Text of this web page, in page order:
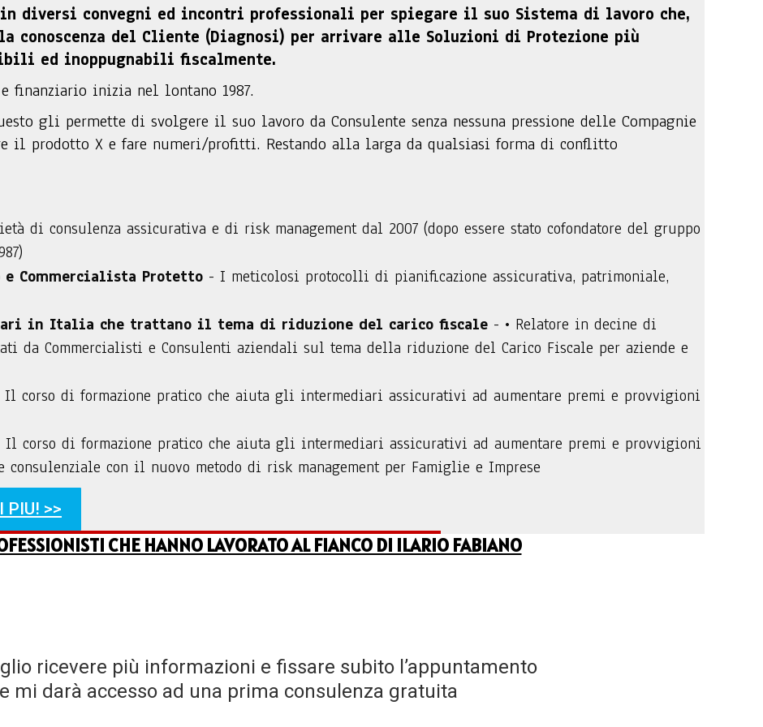
diversi convegni ed incontri professionali per spiegare il suo Sistema di lavoro che,
conoscenza del Cliente (Diagnosi) per arrivare alle Soluzioni di Protezione più
ed inoppugnabili fiscalmente.
finanziario inizia nel lontano 1987.
gli permette di svolgere il suo lavoro da Consulente senza nessuna pressione delle Compagnie
il prodotto X e fare numeri/profitti. Restando alla larga da qualsiasi forma di conflitto
di consulenza assicurativa e di risk management dal 2007 (dopo essere stato cofondatore del gruppo
Commercialista Protetto - I meticolosi protocolli di pianificazione assicurativa, patrimoniale,
in Italia che trattano il tema di riduzione del carico fiscale - • Relatore in decine di
da Commercialisti e Consulenti aziendali sul tema della riduzione del Carico Fiscale per aziende e
Il corso di formazione pratico che aiuta gli intermediari assicurativi ad aumentare premi e provvigioni
Il corso di formazione pratico che aiuta gli intermediari assicurativi ad aumentare premi e provvigioni
con il nuovo metodo di risk management per Famiglie e Imprese
PIU! >>
CHE HANNO LAVORATO AL FIANCO DI ILARIO FABIANO
ricevere più informazioni e fissare subito l’appuntamento
mi darà accesso ad una prima consulenza gratuita